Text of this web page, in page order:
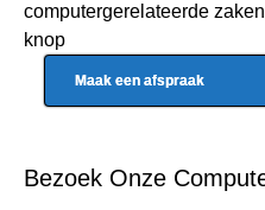
computergerelateerde
knop
Maak een afspraak
Bezoek Onze